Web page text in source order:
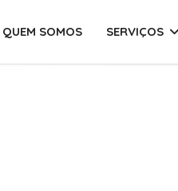
QUEM SOMOS SERVIÇOS